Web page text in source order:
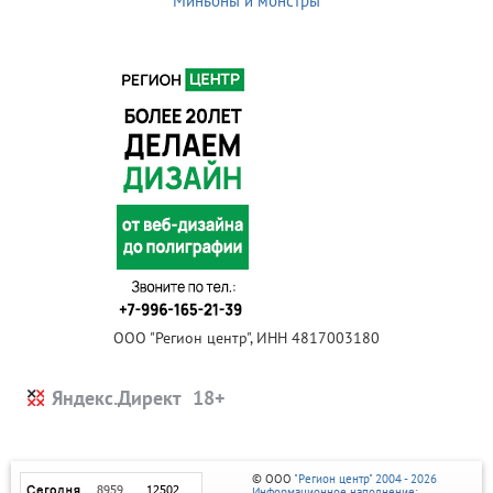
ООО "Регион центр", ИНН 4817003180
Яндекс.Директ
© ООО "Регион центр" 2004 - 2026